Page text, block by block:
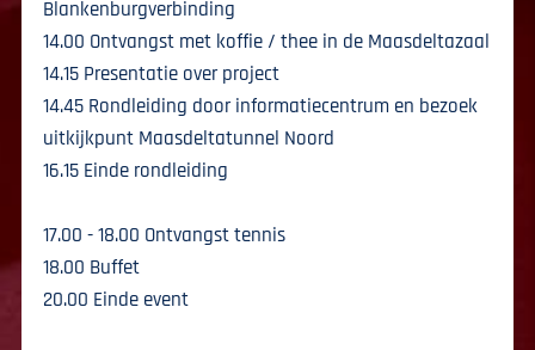
Blankenburgverbinding
14.00 Ontvangst met koffie / thee in de Maasdeltazaal
14.15 Presentatie over project
14.45 Rondleiding door informatiecentrum en bezoek
uitkijkpunt Maasdeltatunnel Noord
16.15 Einde rondleiding
17.00 - 18.00 Ontvangst tennis
18.00 Buffet
20.00 Einde event